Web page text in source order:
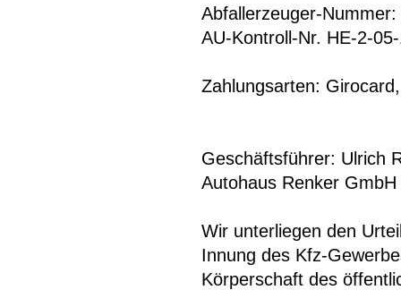
Abfallerzeuger-
AU-Kontroll-Nr. HE-2-
Zahlungsarten:
Geschäftsführer: Ulrich
Autohaus Renker GmbH
Wir unterliegen den
Innung des Kfz-
Körperschaft des